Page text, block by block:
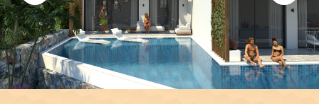
Del Mar Premium
ID:103
Город: Кирения